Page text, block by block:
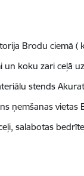
Brodu ciemā (
un koku zari ceļā
stends
ņemšanas vietas
salabotas